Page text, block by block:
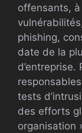
offensants,
phishing,
date de la
d’entreprise.
tests
des efforts
organisation